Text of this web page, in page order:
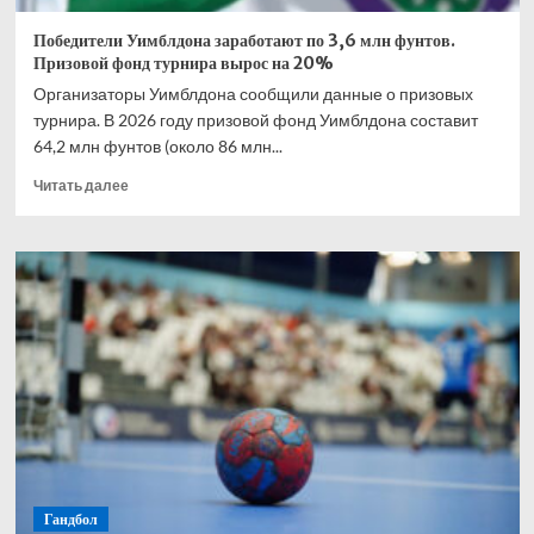
Берлине
Победители Уимблдона заработают по 3,6 млн фунтов.
Призовой фонд турнира вырос на 20%
Организаторы Уимблдона сообщили данные о призовых
турнира. В 2026 году призовой фонд Уимблдона составит
64,2 млн фунтов (около 86 млн...
Читать далееПрочитать
Победители
Уимблдона
заработают
по
3,6
млн
фунтов.
Призовой
фонд
Гандбол